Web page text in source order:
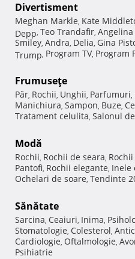
Divertisment
Meghan Markle, Kate
Depp, Teo Trandafir, Angelina
Smiley, Andra, Delia, Gina
Trump, Program TV, Program
Frumuseţe
Păr, Rochii, Unghii, Parfumuri,
Manichiura, Sampon, Buze,
Tratament celulita, Salonul
Modă
Rochii, Rochii de seara,
Pantofi, Rochii elegante, Inele
Ochelari de soare, Tendinte
Sănătate
Sarcina, Ceaiuri, Inima,
Stomatologie, Colesterol,
Cardiologie, Oftalmologie,
Psihiatrie